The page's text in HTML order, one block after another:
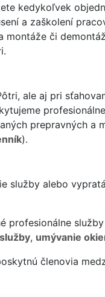
kedykoľvek
a zaškolení
montáže či
ale aj pri
prepravných a
).
služby alebo
profesionálne služby
, umývanie
členovia